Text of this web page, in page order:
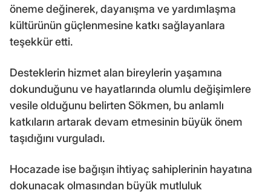
öneme değinerek, dayanışma ve yardımlaşma
kültürünün güçlenmesine katkı sağlayanlara
teşekkür etti.
Desteklerin hizmet alan bireylerin yaşamına
dokunduğunu ve hayatlarında olumlu değişimlere
vesile olduğunu belirten Sökmen, bu anlamlı
katkıların artarak devam etmesinin büyük önem
taşıdığını vurguladı.
Hocazade ise bağışın ihtiyaç sahiplerinin hayatına
dokunacak olmasından büyük mutluluk